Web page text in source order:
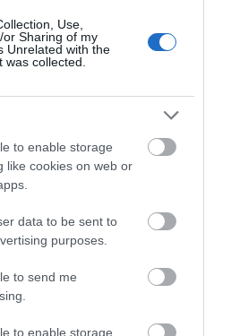
Use,
Sharing of my
Unrelated with the
collected.
to enable storage
like cookies on web or
data to be sent to
purposes.
to send me
to enable storage
επίσης οτι σύμφωνα με τις
Ευρωπαϊκές Οδηγίες η
ορθολογικότερη μορφή δεν είναι
– αλλά οι ΧΥΔΥ – Χώροι
Διαχείρισης Απορριμμάτων –
τον δραστικό περιορισμό
– Ανάκτησης –